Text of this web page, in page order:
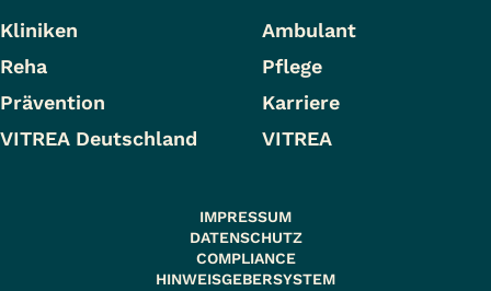
Kliniken
Ambulant
Reha
Pflege
Prävention
Karriere
VITREA Deutschland
VITREA
IMPRESSUM
DATENSCHUTZ
COMPLIANCE
HINWEISGEBERSYSTEM